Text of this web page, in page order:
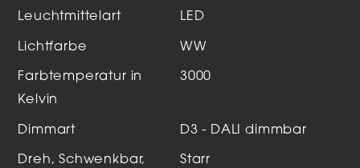
Leuchtmittelart LED
Lichtfarbe WW
Farbtemperatur in
Kelvin
3000
Dimmart D3 - DALI dimmbar
Dreh, Schwenkbar,
Starr